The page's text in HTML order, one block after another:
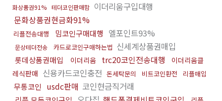
화상품권91%
테더코인판매함 이더리움구입대행
문화상품권현금화91%
리플전송대행 밈코인구매대행 엘포인트93%
문상테더전송 카드로코인구매하는법 신세계상품권매입
롯데상품권매입 이더리움 trc20코인전송대행
이더리움클
레식판매 신용카드코인충전 돈세탁문의 비트코인환전 리플매입
무통코인 usdc판매 코인현금직거래